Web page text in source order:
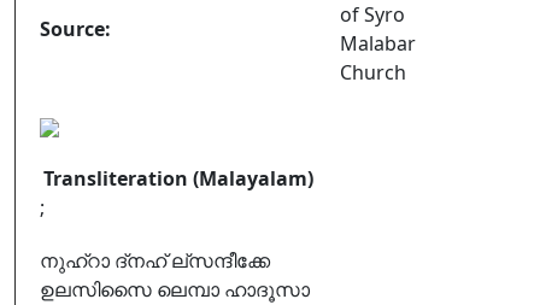
Source:
of Syro
Malabar
Church
Transliteration (Malayalam)
;
നുഹ്റാ ദ്നഹ് ല്സന്ദീക്കേ
ഉലസിസൈ ലെമ്പാ ഹാദൂസാ